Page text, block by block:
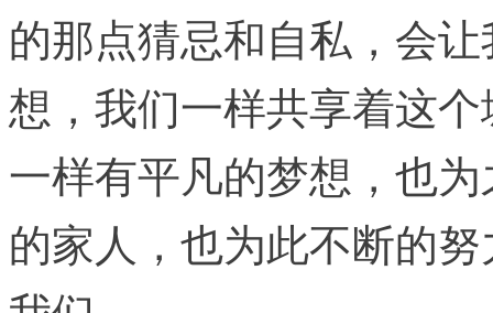
的那点猜忌和自私，会
想，我们一样共享着这
一样有平凡的梦想，也
的家人，也为此不断的